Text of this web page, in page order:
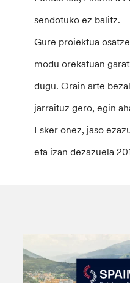
sendotuko ez balitz.
Gure proiektua
modu orekatuan
dugu. Orain arte
jarraituz gero, egin
Esker onez, jaso
eta izan dezazuela